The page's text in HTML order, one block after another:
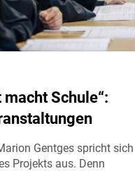
macht Schule“:
Gentges spricht sich
Projekts aus. Denn